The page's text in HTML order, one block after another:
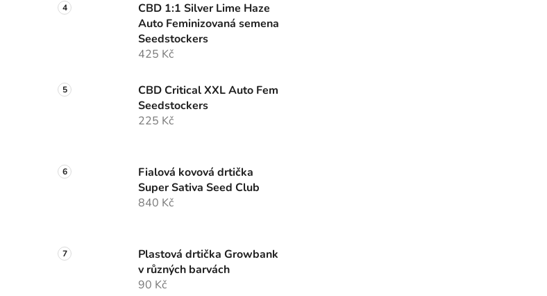
CBD 1:1 Silver Lime Haze
Auto Feminizovaná semena
Seedstockers
425 Kč
CBD Critical XXL Auto Fem
Seedstockers
225 Kč
Fialová kovová drtička
Super Sativa Seed Club
840 Kč
Plastová drtička Growbank
v různých barvách
90 Kč